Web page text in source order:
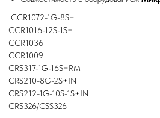
CCR1072-1G-8S+
CCR1016-12S-1S+
CCR1036
CCR1009
CRS317-1G-16S+RM
CRS210-8G-2S+IN
CRS212-1G-10S-1S+IN
CRS326/CSS326